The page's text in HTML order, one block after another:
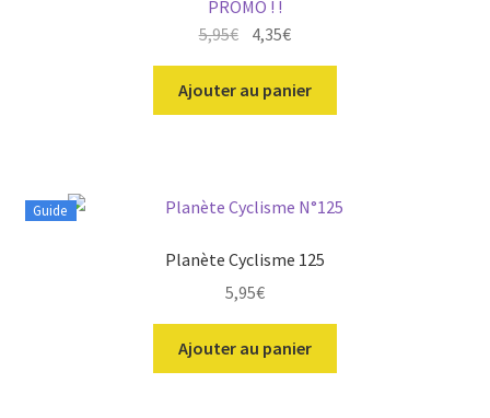
PROMO ! !
5,95€ Le
prix
initial
était :
4,35€Le
prix
actuel
est :
Ajouter au panier
Guide
Planète Cyclisme 125
5,95€
Ajouter au panier